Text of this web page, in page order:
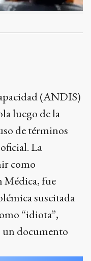
(ANDIS)
luego de la
de términos
La
como
Médica, fue
suscitada
“idiota”,
un documento